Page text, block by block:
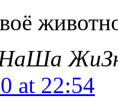
at 22:54